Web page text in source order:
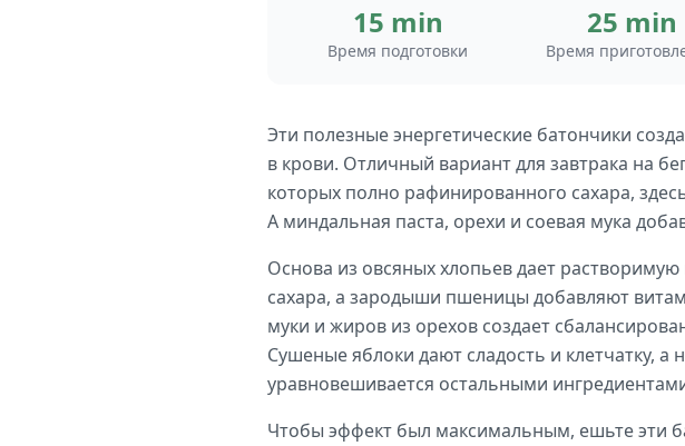
15 min
Время подготовки
25 min
Время
Эти полезные энергетические батончики
в крови. Отличный вариант для завтрака на
которых полно рафинированного сахара,
А миндальная паста, орехи и соевая мука
Основа из овсяных хлопьев дает
сахара, а зародыши пшеницы добавляют
муки и жиров из орехов создает
Сушеные яблоки дают сладость и клетчатку,
уравновешивается остальными
Чтобы эффект был максимальным, ешьте эти